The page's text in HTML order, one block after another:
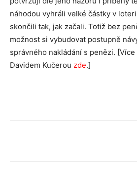
náhodou vyhráli velké částky v
skončili tak, jak začali. Totiž bez
možnost si vybudovat postupně
správného nakládání s penězi.
Davidem Kučerou zde.]